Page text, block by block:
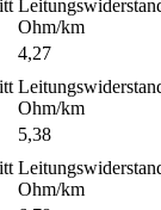
Ohm/km
4,27
Ohm/km
5,38
Ohm/km